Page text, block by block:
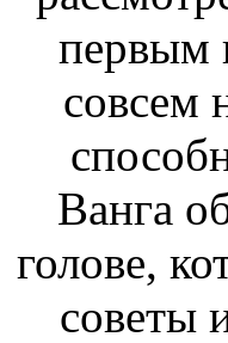
первым
совсем
Ванга
голове,
советы